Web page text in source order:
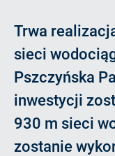
Trwa
sieci
Pszczyńska
inwestycji
930 m sieci
zostanie